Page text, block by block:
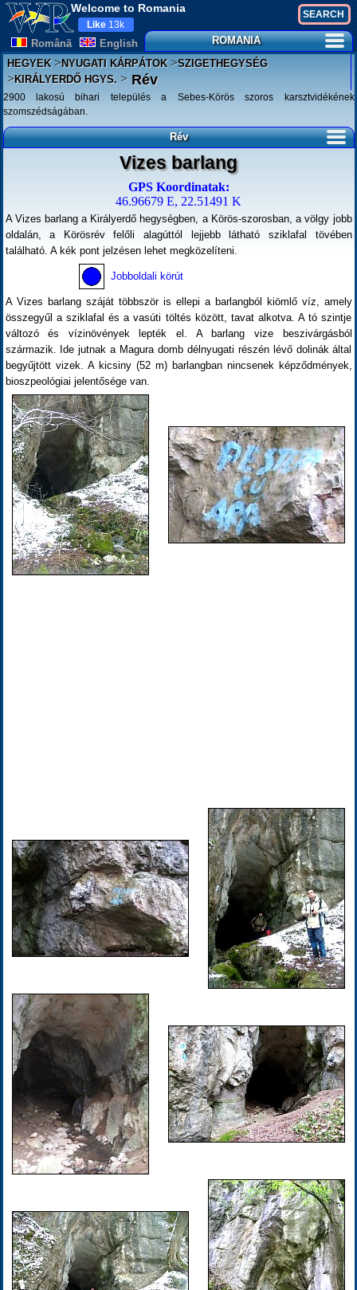
Welcome to Romania
Românã English
Like 13k
ROMANIA
HEGYEK>NYUGATI KÁRPÁTOK>SZIGETHEGYSÉG
>KIRÁLYERDŐ HGYS. >Rév
2900 lakosú bihari település a Sebes-Körös szoros karsztvidékének
szomszédságában.
Rév
Vizes barlang
GPS Koordinatak:
46.96679 E, 22.51491 K
A Vizes barlang a Királyerdő hegységben, a Körös-szorosban, a völgy jobb
oldalán, a Körösrév felőli alagúttól lejjebb látható sziklafal tövében
található. A kék pont jelzésen lehet megközelíteni.
Jobboldali körút
A Vizes barlang száját többször is ellepi a barlangból kiömlő víz, amely
összegyűl a sziklafal és a vasúti töltés között, tavat alkotva. A tó szintje
változó és vízinövények lepték el. A barlang vize beszivárgásból
származik. Ide jutnak a Magura domb délnyugati részén lévő dolinák által
begyűjtött vizek. A kicsiny (52 m) barlangban nincsenek képződmények,
bioszpeológiai jelentősége van.